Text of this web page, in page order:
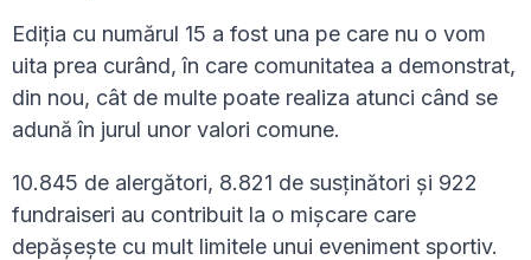
Ediția cu numărul 15 a fost una pe care nu o vom
uita prea curând, în care comunitatea a demonstrat,
din nou, cât de multe poate realiza atunci când se
adună în jurul unor valori comune.
10.845 de alergători, 8.821 de susținători și 922
fundraiseri au contribuit la o mișcare care
depășește cu mult limitele unui eveniment sportiv.